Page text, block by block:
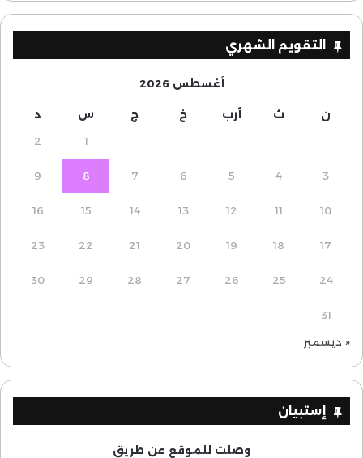
التقويم الشهري
أغسطس 2026
ن ث أرب خ ج س د
1
2
3
4
5
6
7
8
9
10
11
12
13
14
15
16
17
18
19
20
21
22
23
24
25
26
27
28
29
30
31
« ديسمبر
إستبيان
وصلت للموقع عن طريق